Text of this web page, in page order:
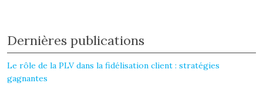
Dernières publications
Le rôle de la PLV dans la fidélisation client : stratégies
gagnantes